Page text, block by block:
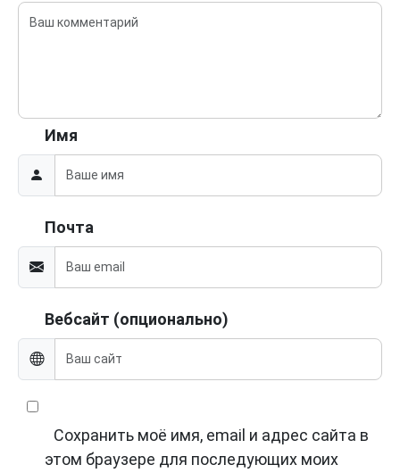
Имя
Почта
Вебсайт (опционально)
Сохранить моё имя, email и адрес сайта в
этом браузере для последующих моих